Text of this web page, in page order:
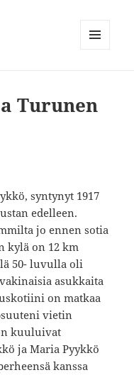
Turunen
syntynyt 1917
edelleen.
jo ennen sotia
kylä on 12 km
50- luvulla oli
asukkaita
on matkaa
vietin
kuuluivat
ja Maria Pyykkö
kanssa